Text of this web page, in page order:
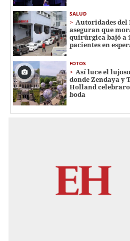
SALUD
Autoridades del
aseguran que
quirúrgica bajó a
pacientes en
FOTOS
Así luce el
donde Zendaya y
Holland
boda